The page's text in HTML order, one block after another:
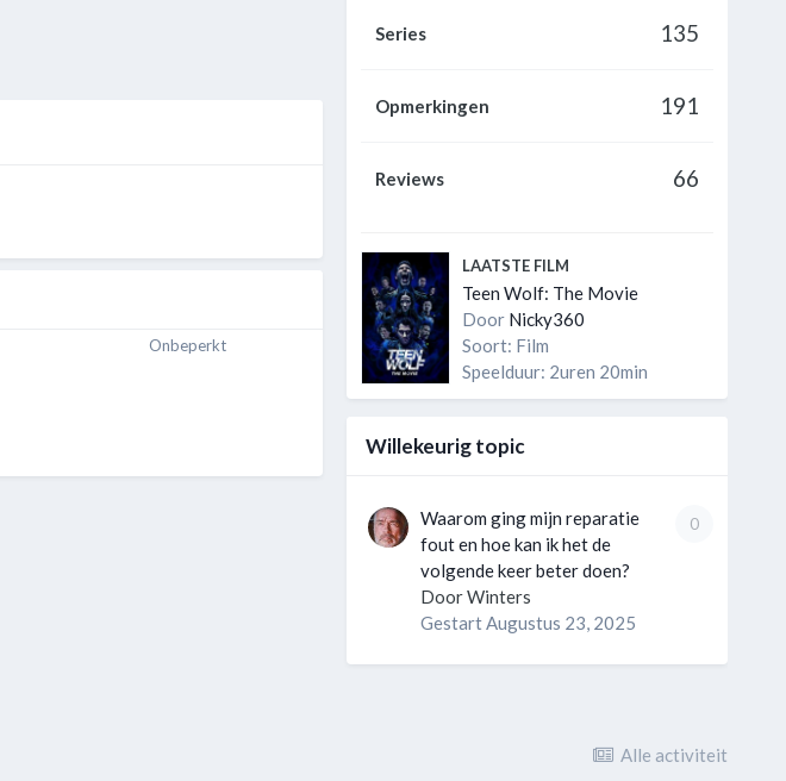
Onbeperkt
Series 135
Opmerkingen 191
Reviews 66
LAATSTE FILM
Teen Wolf: The Movie
Door Nicky360
Soort: Film
Speelduur: 2uren 20min
Willekeurig topic
0
Waarom ging mijn reparatie
fout en hoe kan ik het de
volgende keer beter doen?
DoorWinters
GestartAugustus 23, 2025
Alle activiteit